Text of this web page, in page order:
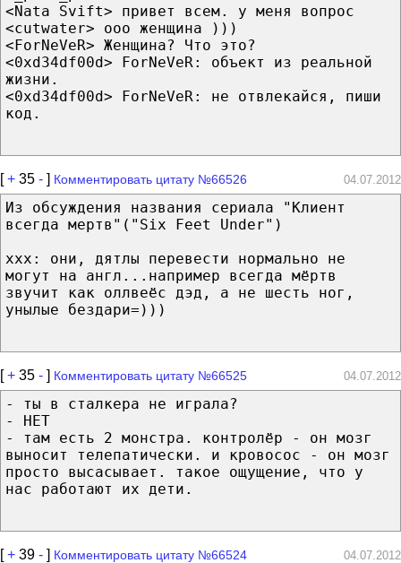
<Nata Svift> привет всем. у меня вопрос
<cutwater> ооо женщина )))
<ForNeVeR> Женщина? Что это?
<0xd34df00d> ForNeVeR: объект из реальной
жизни.
<0xd34df00d> ForNeVeR: не отвлекайся, пиши
код.
[+ 35 - ] Комментировать цитату №66526 04.07.2012
Из обсуждения названия сериала "Клиент
всегда мертв"("Six Feet Under")
xxx: они, дятлы перевести нормально не
могут на англ...например всегда мёртв
звучит как оллвеёс дэд, а не шесть ног,
унылые бездари=)))
[+ 35 - ] Комментировать цитату №66525 04.07.2012
- ты в сталкера не играла?
- НЕТ
- там есть 2 монстра. контролёр - он мозг
выносит телепатически. и кровосос - он мозг
просто высасывает. такое ощущение, что у
нас работают их дети.
[+ 39 - ] Комментировать цитату №66524 04.07.2012